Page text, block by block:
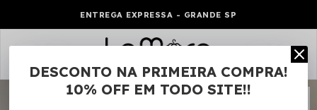
ENTREGA EXPRESSA - GRANDE SP
0
DESCONTO NA PRIMEIRA COMPRA!
10% OFF EM TODO SITE!!